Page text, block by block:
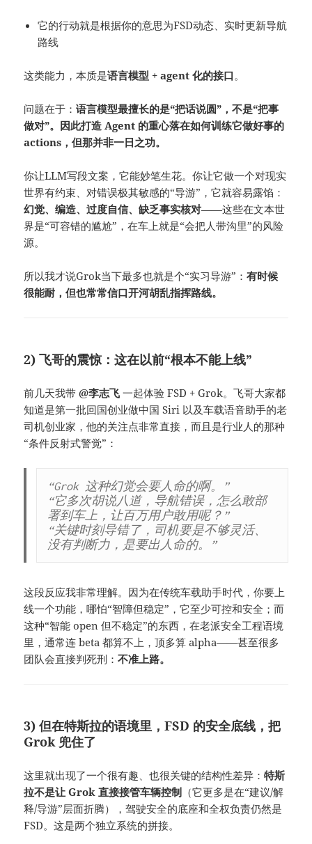
它的行动就是根据你的意思为FSD动态、实时更新导航
路线
这类能力，本质是语言模型 + agent 化的接口。
问题在于：语言模型最擅长的是“把话说圆”，不是“把事
做对”。因此打造 Agent 的重心落在如何训练它做好事的
actions，但那并非一日之功。
你让LLM写段文案，它能妙笔生花。你让它做一个对现实
世界有约束、对错误极其敏感的“导游”，它就容易露馅：
幻觉、编造、过度自信、缺乏事实核对——这些在文本世
界是“可容错的尴尬”，在车上就是“会把人带沟里”的风险
源。
所以我才说Grok当下最多也就是个“实习导游”：有时候
很能耐，但也常常信口开河胡乱指挥路线。
2) 飞哥的震惊：这在以前“根本不能上线”
前几天我带@李志飞 一起体验 FSD + Grok。飞哥大家都
知道是第一批回国创业做中国 Siri 以及车载语音助手的老
司机创业家，他的关注点非常直接，而且是行业人的那种
“条件反射式警觉”：
“Grok 这种幻觉会要人命的啊。”
“它多次胡说八道，导航错误，怎么敢部
署到车上，让百万用户敢用呢？”
“关键时刻导错了，司机要是不够灵活、
没有判断力，是要出人命的。”
这段反应我非常理解。因为在传统车载助手时代，你要上
线一个功能，哪怕“智障但稳定”，它至少可控和安全；而
这种“智能 open 但不稳定”的东西，在老派安全工程语境
里，通常连 beta 都算不上，顶多算 alpha——甚至很多
团队会直接判死刑：不准上路。
3) 但在特斯拉的语境里，FSD 的安全底线，把
Grok 兜住了
这里就出现了一个很有趣、也很关键的结构性差异：特斯
拉不是让 Grok 直接接管车辆控制 （它更多是在“建议/解
释/导游”层面折腾），驾驶安全的底座和全权负责仍然是
FSD。这是两个独立系统的拼接。